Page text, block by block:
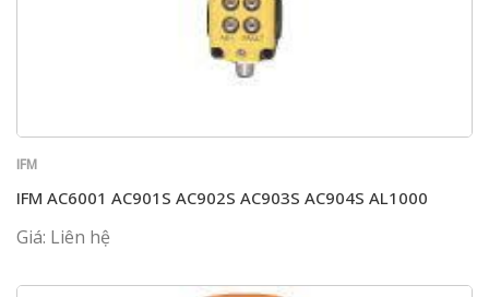
IFM
IFM AC6001 AC901S AC902S AC903S AC904S AL1000
Giá: Liên hệ